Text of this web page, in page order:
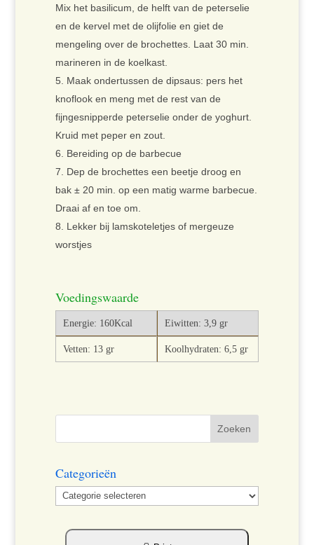
Mix het basilicum, de helft van de peterselie
en de kervel met de olijfolie en giet de
mengeling over de brochettes. Laat 30 min.
marineren in de koelkast.
Maak ondertussen de dipsaus: pers het
knoflook en meng met de rest van de
fijngesnipperde peterselie onder de yoghurt.
Kruid met peper en zout.
Bereiding op de barbecue
Dep de brochettes een beetje droog en
bak ± 20 min. op een matig warme barbecue.
Draai af en toe om.
Lekker bij lamskoteletjes of mergeuze
worstjes
Voedingswaarde
Energie: 160Kcal Eiwitten: 3,9 gr
Vetten: 13 gr Koolhydraten: 6,5 gr
Categorieën
Categorieën